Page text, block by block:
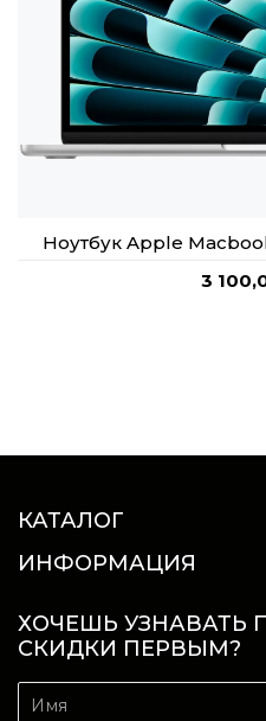
Ноутбук Apple
3
КАТАЛОГ
ИНФОРМАЦИЯ
ХОЧЕШЬ УЗНАВАТЬ
СКИДКИ ПЕРВЫМ?